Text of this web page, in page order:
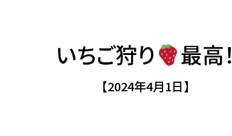
いちご狩り 最高！
【2024年4月1日】